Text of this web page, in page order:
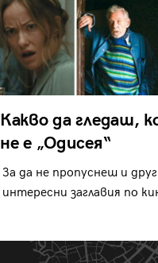
Какво да гледаш,
не е „Одисея“
За да не пропуснеш и
интересни заглавия по